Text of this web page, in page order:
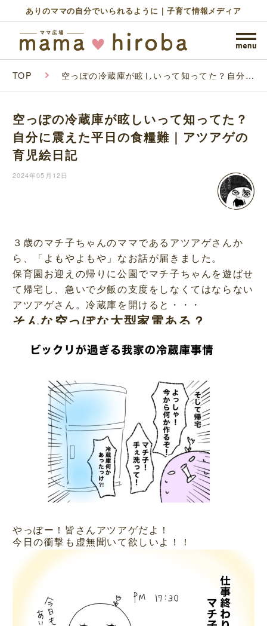
ありのママの自分でいられるように｜子育て情報メディア
TOP 空っぽの冷蔵庫が眩しいって知ってた？自分に
空っぽの冷蔵庫が眩しいって知ってた？
自分に震えた平日の食糧難｜アツアゲの
育児絵日記
2024年05月12日
３歳のマチ子ちゃんのママであるアツアゲさんか
ら、「よもやよもや」なお話が届きました。
保育園お迎えの帰りに公園でマチ子ちゃんを遊ばせ
て帰宅し、急いで夕飯の支度をしなくてはならない
アツアゲさん。冷蔵庫を開けると・・・
そんな空っぽな大型家電ある？
やっぽー！皆さんアツアゲだよ！
今日の衝撃も虚無聞いて欲しいよ！！